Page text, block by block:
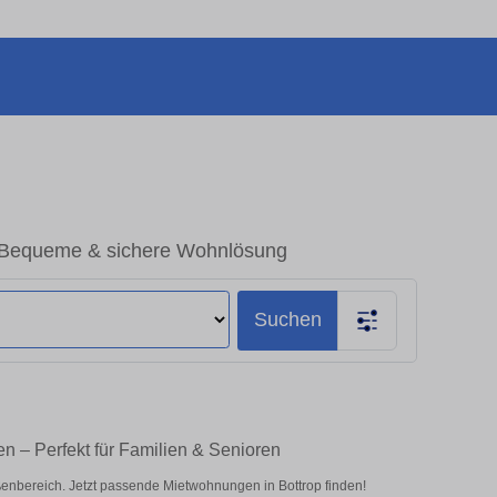
& sichere Wohnlösung
Suchen
– Perfekt für Familien & Senioren
Jetzt passende Mietwohnungen in Bottrop finden!